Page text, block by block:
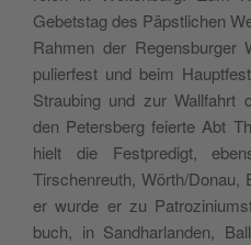
Gebet­stag des Päp­stlichen
Rah­men der Regens­burg­er
pulier­fest und beim
Straub­ing und zur Wall­fahrt
den Peters­berg feierte Abt
hielt die Fest­predigt,
Tirschen­reuth, Wörth/
er wurde er zu
buch, in Sand­har­lan­den,